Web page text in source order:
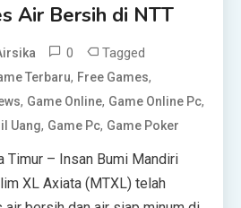
Air Bersih di NTT
0 Tagged
Terbaru, Free Games,
, Game Online, Game Online Pc,
Uang, Game Pc, Game Poker
Timur – Insan Bumi Mandiri
XL Axiata (MTXL) telah